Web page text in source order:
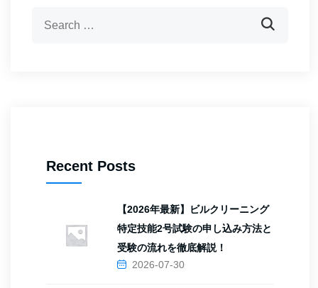
Recent Posts
【2026年最新】ビルクリーニング
特定技能2号試験の申し込み方法と
受験の流れを徹底解説！
2026-07-30